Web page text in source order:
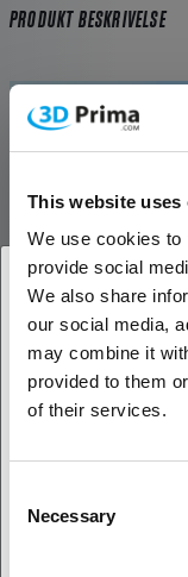
This website uses
We use cookies to
provide social
We also share
our social media,
may combine it
provided to them
of their services.
Selection
Necessary
PRODUKT BESKRIVELSE
Flashforge PLA
Flashforge PLA er et
Produktet er fremstillet
justeringer af
1. Er du